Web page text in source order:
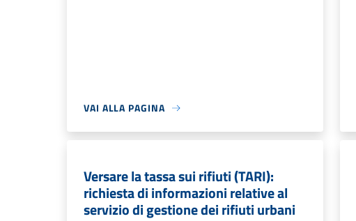
VAI ALLA PAGINA
Versare la tassa sui rifiuti (TARI):
richiesta di informazioni relative al
servizio di gestione dei rifiuti urbani